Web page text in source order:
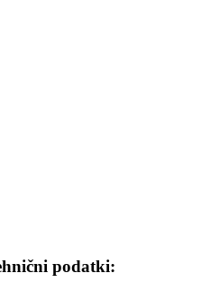
podatki: